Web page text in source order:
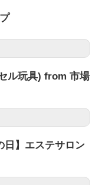
ル玩具) from 市場
日】エステサロン